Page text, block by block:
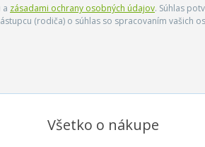
a zásadami ochrany osobných údajov. Súhlas
(rodiča) o súhlas so spracovaním vašich
Všetko o nákupe